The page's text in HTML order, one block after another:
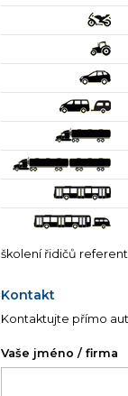
školení řidičů
Kontakt
Kontaktujte přímo
Vaše jméno / firma